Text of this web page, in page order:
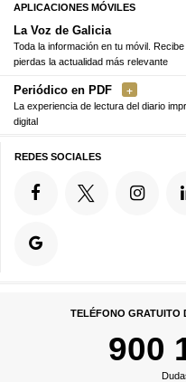
APLICACIONES MÓVILES
La Voz de Galicia
Toda la información en tu móvil.
pierdas la actualidad más relevante
Periódico en PDF
La experiencia de lectura del diario
digital
REDES SOCIALES
TELÉFONO GRATUITO
900